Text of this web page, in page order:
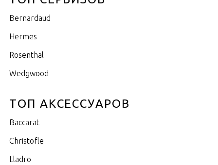
Bernardaud
Hermes
Rosenthal
Wedgwood
ТОП АКСЕССУАРОВ
Baccarat
Christofle
Lladro